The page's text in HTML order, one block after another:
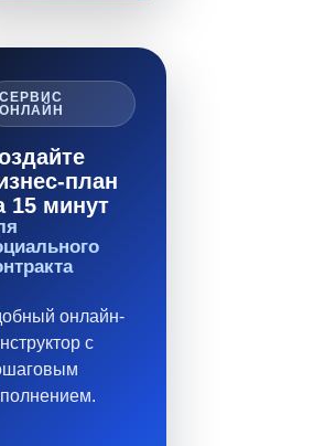
СЕРВИС
ОНЛАЙН
план
15 минут
онлайн-
с